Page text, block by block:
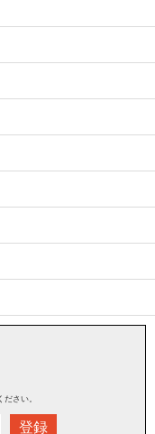
さい。
登録